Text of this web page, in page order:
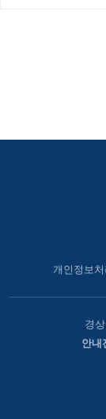
개인정보
경
안내